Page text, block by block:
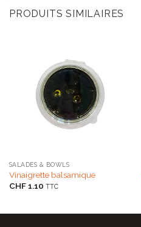
PRODUITS SIMILAIRES
SALADES & BOWLS
Vinaigrette balsamique
CHF1.10 TTC